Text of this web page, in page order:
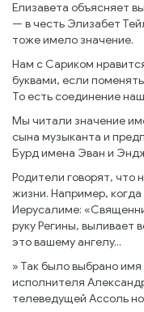
Елизавета объясняет
— в честь Элизабет
тоже имело значение.
Нам с Сариком
буквами, если
То есть соединение
Мы читали значение
сына музыканта и
Бурд имена Эван и
Родители говорят, что
жизни. Например,
Иерусалиме:
руку Регины, выливает
это вашему ангелу...
» Так было выбрано
исполнителя
телеведущей Ассоль